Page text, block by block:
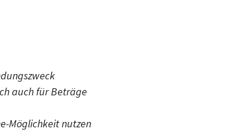
auch für Beträge
Möglichkeit nutzen